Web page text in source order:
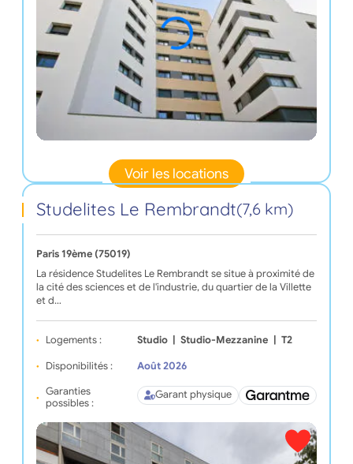
Voir les locations
Studelites Le Rembrandt(7,6 km)
Paris 19ème (75019)
La résidence Studelites Le Rembrandt se situe à proximité de
la cité des sciences et de l'industrie, du quartier de la Villette
et d…
Logements : Studio | Studio-Mezzanine | T2
Disponibilités :
Août 2026
Garanties
possibles :
Garant physique